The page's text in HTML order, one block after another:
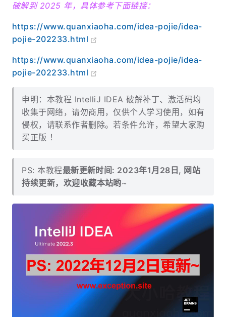
破解到 2025 年，具体参考下面链接：
https://www.quanxiaoha.com/idea-pojie/idea-
pojie-202233.html
https://www.quanxiaoha.com/idea-pojie/idea-
pojie-202233.html
申明：本教程 IntelliJ IDEA 破解补丁、激活码均
收集于网络，请勿商用，仅供个人学习使用，如有
侵权，请联系作者删除。若条件允许，希望大家购
买正版 ！
PS: 本教程最新更新时间: 2023年1月28日, 网站
持续更新，欢迎收藏本站哟~